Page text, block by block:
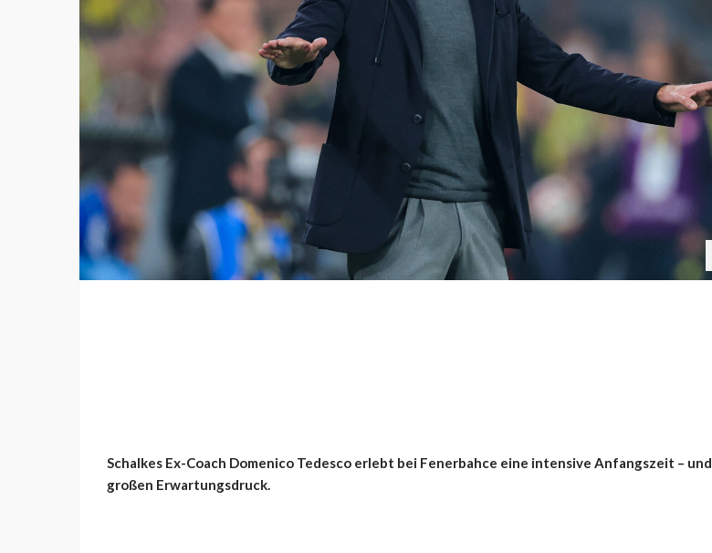
Schalkes Ex-Coach Domenico Tedesco erlebt bei Fenerbahce eine intensive Anfangszeit – und
großen Erwartungsdruck.